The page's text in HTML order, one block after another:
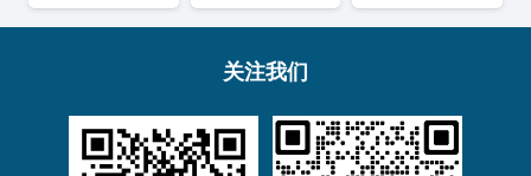
关注我们